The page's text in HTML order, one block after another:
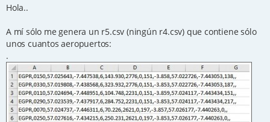
s
Hola..
A mí sólo me genera un r5.csv (ningún r4.csv) que contiene sólo
unos cuantos aeropuertos:
.